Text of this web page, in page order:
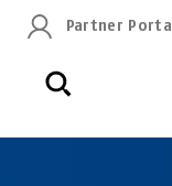
Partner Portal